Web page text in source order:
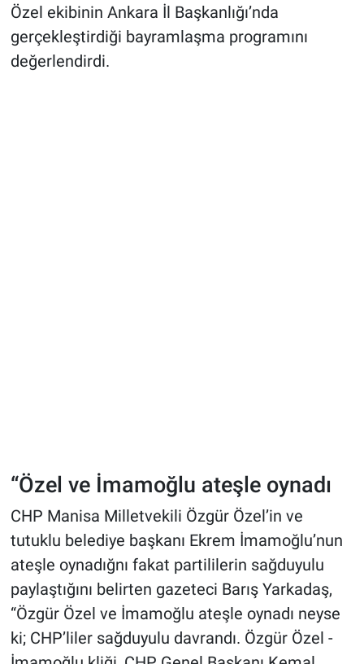
Özel ekibinin Ankara İl Başkanlığı’nda
gerçekleştirdiği bayramlaşma programını
değerlendirdi.
“Özel ve İmamoğlu ateşle oynadı
CHP Manisa Milletvekili Özgür Özel’in ve
tutuklu belediye başkanı Ekrem İmamoğlu’nun
ateşle oynadığnı fakat partililerin sağduyulu
paylaştığını belirten gazeteci Barış Yarkadaş,
“Özgür Özel ve İmamoğlu ateşle oynadı neyse
ki; CHP’liler sağduyulu davrandı. Özgür Özel -